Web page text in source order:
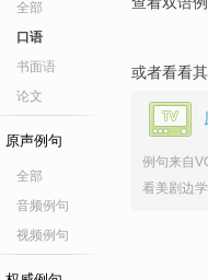
全部
口语
书面语
论文
原声例句
全部
音频例句
视频例句
或者看看
例句来自
看美剧边